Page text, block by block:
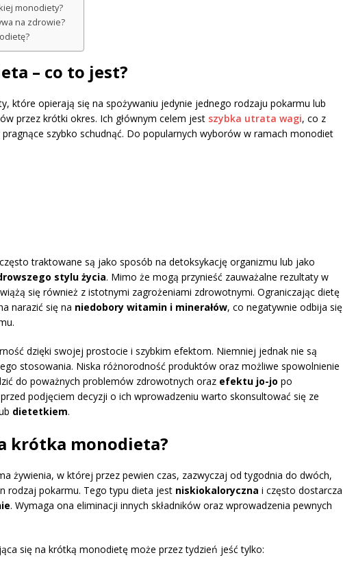
monodiety?
na zdrowie?
– co to jest?
które opierają się na spożywaniu jedynie jednego rodzaju pokarmu lub
przez krótki okres. Ich głównym celem jest szybka utrata wagi, co z
szybko schudnąć. Do popularnych wyborów w ramach monodiet
często traktowane są jako sposób na detoksykację organizmu lub jako
stylu życia. Mimo że mogą przynieść zauważalne rezultaty w
się również z istotnymi zagrożeniami zdrowotnymi. Ograniczając dietę
narazić się na niedobory witamin i minerałów, co negatywnie odbija się
dzięki swojej prostocie i szybkim efektom. Niemniej jednak nie są
stosowania. Niska różnorodność produktów oraz możliwe spowolnienie
do poważnych problemów zdrowotnych oraz efektu jo-jo po
podjęciem decyzji o ich wprowadzeniu warto skonsultować się ze
dietetkiem.
krótka monodieta?
żywienia, w której przez pewien czas, zazwyczaj od tygodnia do dwóch,
rodzaj pokarmu. Tego typu dieta jest niskiokaloryczna i często dostarcza
. Wymaga ona eliminacji innych składników oraz wprowadzenia pewnych
się na krótką monodietę może przez tydzień jeść tylko: